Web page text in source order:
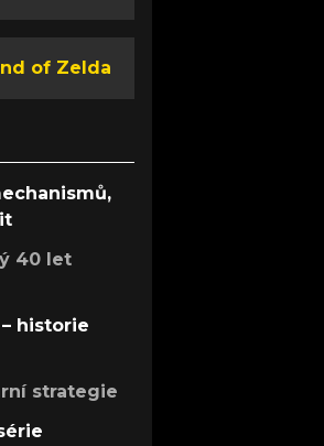
of Zelda
40 let
historie
strategie